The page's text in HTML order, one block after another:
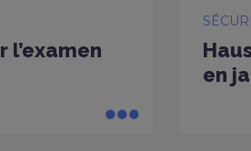
l’examen
en